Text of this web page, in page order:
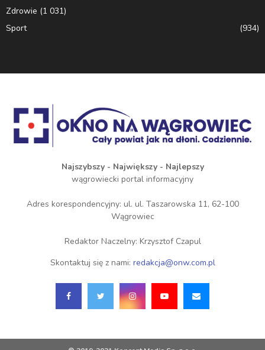
Zdrowie (1 031)
Sport
(934)
Najszybszy - Największy - Najlepszy
wągrowiecki portal informacyjny
Adres korespondencyjny: ul. ul. Taszarowska 11, 62-100
Wągrowiec
Redaktor Naczelny: Krzysztof Czapul
Skontaktuj się z nami: redakcja@onw.com.pl